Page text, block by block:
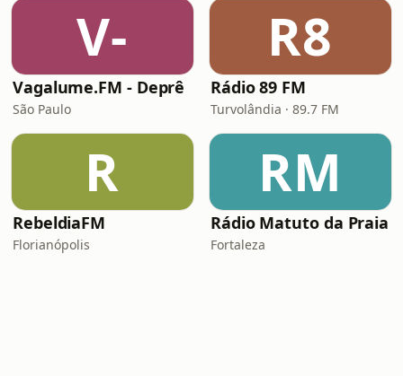
V-
Vagalume.FM - Deprê
São Paulo
R8
Rádio 89 FM
Turvolândia · 89.7 FM
R
RebeldiaFM
Florianópolis
RM
Rádio Matuto da Praia
Fortaleza